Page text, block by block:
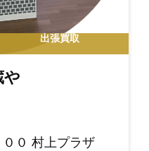
出張買取
や
０ 村上プラザ